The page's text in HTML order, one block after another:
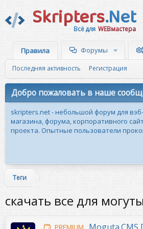
Skripters.Net
Всё для WEBмастера
Правила Форумы
Последняя активность Регистрация
Добро пожаловать в наше
skripters.net - небольшой форум для
магазина, форума, корпоративного
проекта. Опытные пользователи
Теги
скачать все для могуты
PREMIUM